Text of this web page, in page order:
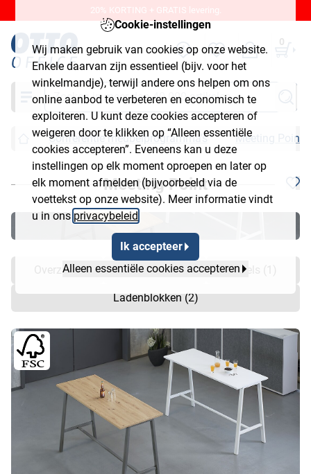
Cookie-instellingen
Wij maken gebruik van cookies op onze website.
Enkele daarvan zijn essentieel (bijv. voor het
winkelmandje), terwijl andere ons helpen om ons
online aanbod te verbeteren en economisch te
exploiteren. U kunt deze cookies accepteren of
weigeren door te klikken op “Alleen essentiële
cookies accepteren”. Eveneens kan u deze
instellingen op elk moment oproepen en later op
elk moment afmelden (bijvoorbeeld via de
voettekst op onze website). Meer informatie vindt
u in ons privacybeleid
Ik accepteer
Alleen essentiële cookies accepteren
20% KORTING + GRATIS levering.
0
Zoeken
Conferentie meubelprogramma's Meeting Point
Meeting Point
Overzicht Bureaus (1) Tafels (1)
Ladenblokken (2)